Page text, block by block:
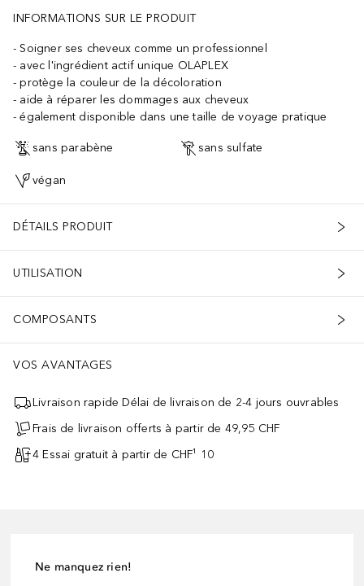
INFORMATIONS SUR LE PRODUIT
Soigner ses cheveux comme un professionnel
avec l'ingrédient actif unique OLAPLEX
protège la couleur de la décoloration
aide à réparer les dommages aux cheveux
également disponible dans une taille de voyage pratique
sans parabène sans sulfate
végan
DÉTAILS PRODUIT
UTILISATION
COMPOSANTS
VOS AVANTAGES
Livraison rapide Délai de livraison de 2-4 jours ouvrables
Frais de livraison offerts à partir de 49,95 CHF
4 Essai gratuit à partir de CHF¹ 10
Ne manquez rien!